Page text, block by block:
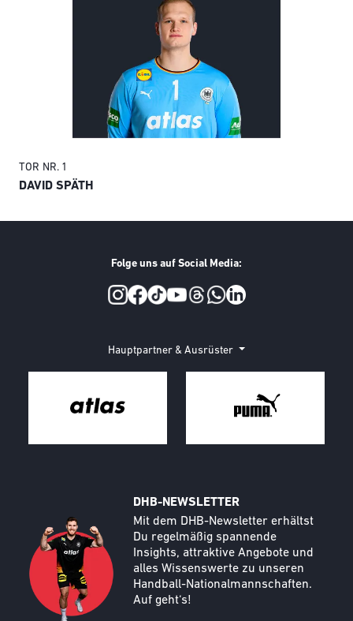
TOR NR. 1
DAVID SPÄTH
Folge uns auf Social Media:
Hauptpartner & Ausrüster
DHB-NEWSLETTER
Text
Mit dem DHB-Newsletter erhältst
Du regelmäßig spannende
Insights, attraktive Angebote und
alles Wissenswerte zu unseren
Handball-Nationalmannschaften.
Auf geht‘s!